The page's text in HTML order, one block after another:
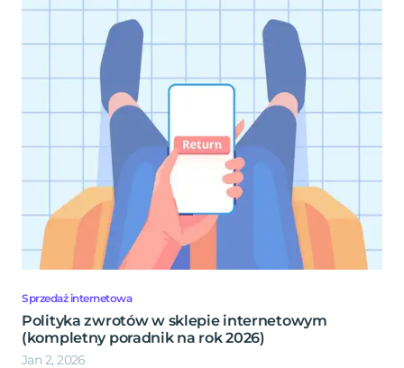
Sprzedaż internetowa
Polityka zwrotów w sklepie internetowym
(kompletny poradnik na rok 2026)
Jan 2, 2026